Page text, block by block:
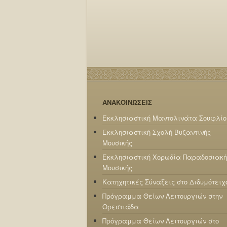
ΑΝΑΚΟΙΝΩΣΕΙΣ
Εκκλησιαστική Μαντολινάτα
Εκκλησιαστική Σχολή Βυζαντινής
Μουσικής
Εκκλησιαστική Χορωδία
Μουσικής
Κατηχητικές Σύναξεις στο
Πρόγραμμα Θείων Λειτουργιών στην
Ορεστιάδα
Πρόγραμμα Θείων Λειτουργιών στο